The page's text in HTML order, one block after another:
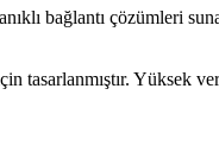
bağlantı çözümleri
tasarlanmıştır. Yüksek